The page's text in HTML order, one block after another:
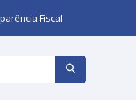
Fiscal